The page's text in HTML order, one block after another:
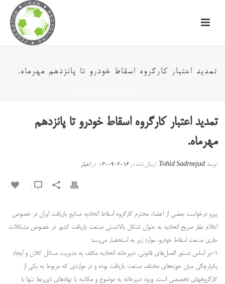
تمدید اعتبار کارگروه اسقاط خودرو تا پانزدهم مهرماه.
تمدید اعتبار کارگروه اسقاط خودرو تا پانزدهم
مهرماه.
توسط Tohid Sadrnejad ارسال شده در2016-09-03 دراخبار
0
پیرو درخواست بعضی از اعضاء محترم کارگروه اسقاط اتحادیه صنایع بازیافت ایران در خصوص
اعلام نظر صریح اتحادیه به عنوان تشکل بالادستی صنعت بازیافت کشور در خصوص مشکلات
جاری صنعت اسقاط خودرو، موارد زیر به استحضار می‌رسد:
۱-بر اساس دستور العمل‌های قانونی، دبیرخانه اتحادیه مکلف به مدیریت مسائل کلان و ایجاد
یکپارچگی میان حوزه‌های مختلف صنعت بازیافت بوده و در مواردی که مربوط به یکی از
کارگروههای تخصصی است، ورود دبیرخانه به موضوع و مکاتبه با نهادهای ذی‌ربط تنها با